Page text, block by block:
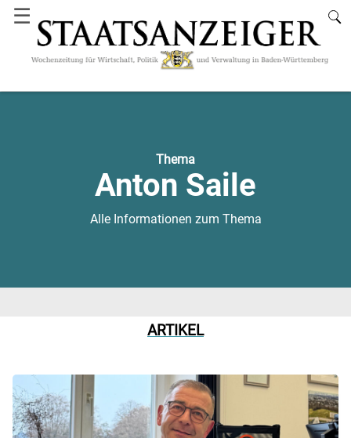
☰
Thema
Anton Saile
Alle Informationen zum Thema
ARTIKEL